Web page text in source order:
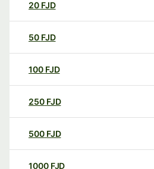
20 FJD
50 FJD
100 FJD
250 FJD
500 FJD
1000 FJD